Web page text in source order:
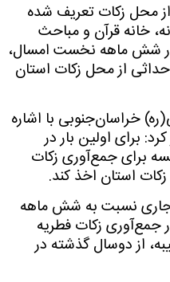
از محل زکات تعریف شده
خانه قرآن و مباحث
شش ماهه نخست امسال،
از محل زکات استان
خراسان‌جنوبی با اشاره
برای اولین بار در
برای جمع‌آوری زکات
استان اخذ کند.
جاری نسبت به شش ماهه
جمع‌آوری زکات فطریه
از دوسال گذشته در